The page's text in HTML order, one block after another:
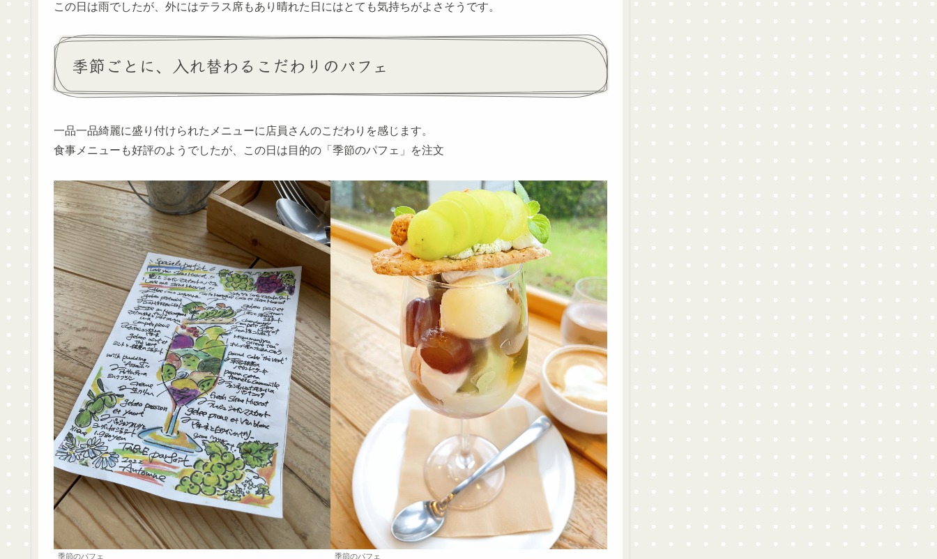
この日は雨でしたが、外にはテラス席もあり晴れた日にはとても気持ちがよさそうです。
季節ごとに、入れ替わるこだわりのパフェ
一品一品綺麗に盛り付けられたメニューに店員さんのこだわりを感じます。
食事メニューも好評のようでしたが、この日は目的の「季節のパフェ」を注文
季節のパフェ 季節のパフェ